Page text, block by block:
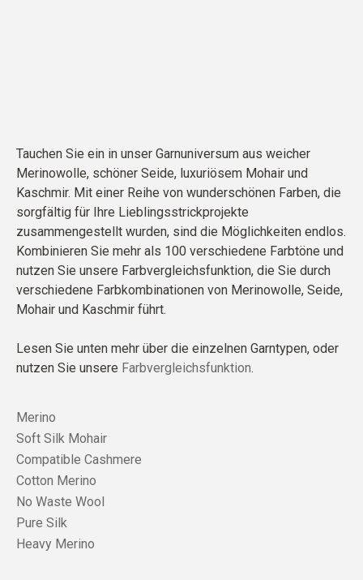
Tauchen Sie ein in unser Garnuniversum aus weicher
Merinowolle, schöner Seide, luxuriösem Mohair und
Kaschmir. Mit einer Reihe von wunderschönen Farben, die
sorgfältig für Ihre Lieblingsstrickprojekte
zusammengestellt wurden, sind die Möglichkeiten endlos.
Kombinieren Sie mehr als 100 verschiedene Farbtöne und
nutzen Sie unsere Farbvergleichsfunktion, die Sie durch
verschiedene Farbkombinationen von Merinowolle, Seide,
Mohair und Kaschmir führt.
Lesen Sie unten mehr über die einzelnen Garntypen, oder
nutzen Sie unsere Farbvergleichsfunktion.
Merino
Soft Silk Mohair
Compatible Cashmere
Cotton Merino
No Waste Wool
Pure Silk
Heavy Merino